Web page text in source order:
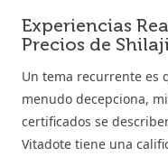
Experiencias
Precios de
Un tema recurrente es
menudo decepciona,
certificados se
Vitadote tiene una